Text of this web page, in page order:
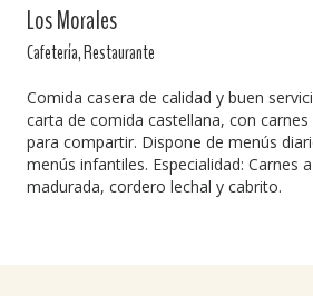
Los Morales
Cafetería, Restaurante
Comida casera de calidad y buen
carta de comida castellana, con
para compartir. Dispone de menús
menús infantiles. Especialidad: Carnes
madurada, cordero lechal y cabrito.